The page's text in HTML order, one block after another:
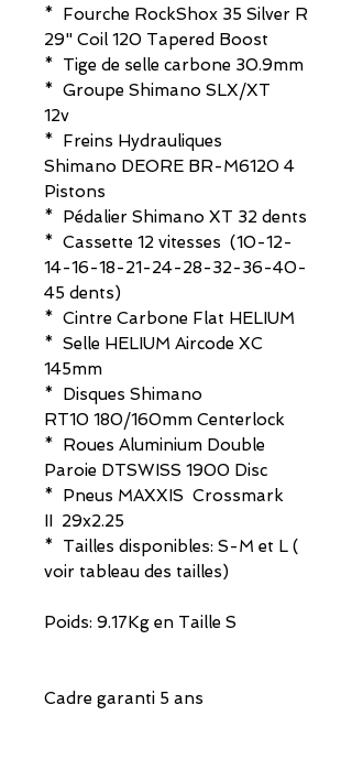
* Fourche RockShox 35 Silver R
29" Coil 120 Tapered Boost
* Tige de selle carbone 30.9mm
* Groupe Shimano SLX/XT
12v
* Freins Hydrauliques
Shimano DEORE BR-M6120 4
Pistons
* Pédalier Shimano XT 32 dents
* Cassette 12 vitesses (10-12-
14-16-18-21-24-28-32-36-40-
45 dents)
* Cintre Carbone Flat HELIUM
* Selle HELIUM Aircode XC
145mm
* Disques Shimano
RT10 180/160mm Centerlock
* Roues Aluminium Double
Paroie DTSWISS 1900 Disc
* Pneus MAXXIS Crossmark
II 29x2.25
* Tailles disponibles: S-M et L (
voir tableau des tailles)
Poids: 9.17Kg en Taille S
Cadre garanti 5 ans